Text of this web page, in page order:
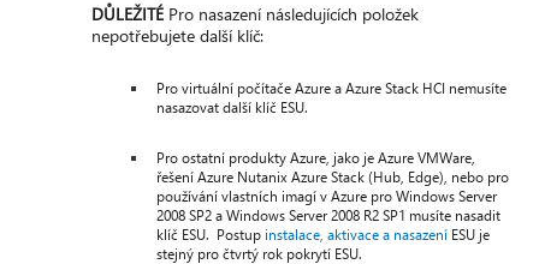
DŮLEŽITÉ Pro nasazení následujících položek
nepotřebujete další klíč:
Pro virtuální počítače Azure a Azure Stack HCI nemusíte
nasazovat další klíč ESU.
Pro ostatní produkty Azure, jako je Azure VMWare,
řešení Azure Nutanix Azure Stack (Hub, Edge), nebo pro
používání vlastních imagí v Azure pro Windows Server
2008 SP2 a Windows Server 2008 R2 SP1 musíte nasadit
klíč ESU. Postup instalace, aktivace a nasazení ESU je
stejný pro čtvrtý rok pokrytí ESU.